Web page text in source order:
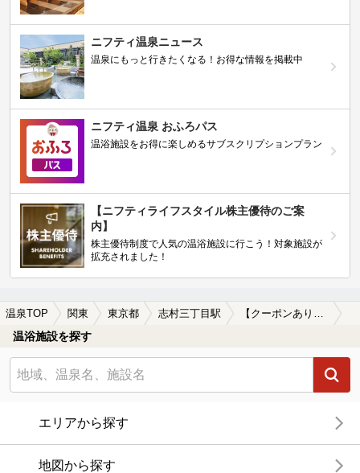
ニフティ温泉ニュース
温泉にもっと行きたくなる！お得な情報を掲載中
ニフティ温泉 おふろパス
温浴施設をお得に楽しめるサブスクリプションプラン
【ニフティライフスタイル株主優待のご案
内】
株主優待制度で人気の温浴施設に行こう！対象施設が
拡充されました！
温泉TOP 関東 東京都 志村三丁目駅 【クーポンあり】カップルにおすすめの志村三丁目駅近くの温泉、日帰り温泉、スーパー銭湯おすすめ
温浴施設を探す
エリアから探す
地図から探す